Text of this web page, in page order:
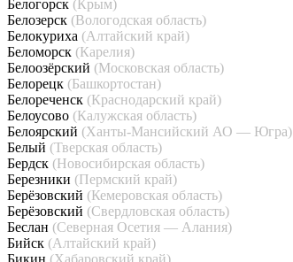
Белогорск (Крым)
Белозерск (Вологодская область)
Белокуриха (Алтайский край)
Беломорск (Карелия)
Белоозёрский (Московская область)
Белорецк (Башкортостан)
Белореченск (Краснодарский край)
Белоусово (Калужская область)
Белоярский (Ханты-Мансийский АО — Югра)
Белый (Тверская область)
Бердск (Новосибирская область)
Березники (Пермский край)
Берёзовский (Кемеровская область)
Берёзовский (Свердловская область)
Беслан (Северная Осетия — Алания)
Бийск (Алтайский край)